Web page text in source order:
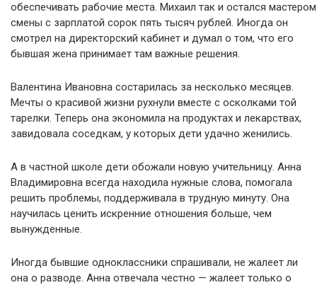
обеспечивать рабочие места. Михаил так и остался мастером
смены с зарплатой сорок пять тысяч рублей. Иногда он
смотрел на директорский кабинет и думал о том, что его
бывшая жена принимает там важные решения.
Валентина Ивановна состарилась за несколько месяцев.
Мечты о красивой жизни рухнули вместе с осколками той
тарелки. Теперь она экономила на продуктах и лекарствах,
завидовала соседкам, у которых дети удачно женились.
А в частной школе дети обожали новую учительницу. Анна
Владимировна всегда находила нужные слова, помогала
решить проблемы, поддерживала в трудную минуту. Она
научилась ценить искренние отношения больше, чем
вынужденные.
Иногда бывшие одноклассники спрашивали, не жалеет ли
она о разводе. Анна отвечала честно — жалеет только о